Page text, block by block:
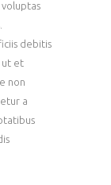
voluptas
debitis
ut et
non
a